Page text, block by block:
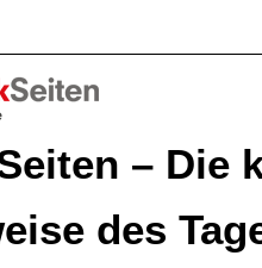
– Die
des